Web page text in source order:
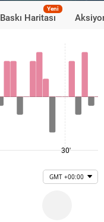
Baskı Haritası
Yeni
30'
GMT +00:00